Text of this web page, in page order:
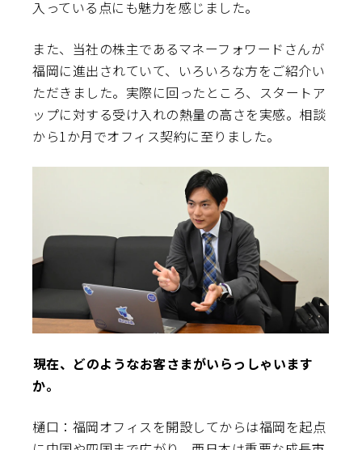
入っている点にも魅力を感じました。
また、当社の株主であるマネーフォワードさんが
福岡に進出されていて、いろいろな方をご紹介い
ただきました。実際に回ったところ、スタートア
ップに対する受け入れの熱量の高さを実感。相談
から1か月でオフィス契約に至りました。
――現在、どのようなお客さまがいらっしゃいます
か。
樋口：福岡オフィスを開設してからは福岡を起点